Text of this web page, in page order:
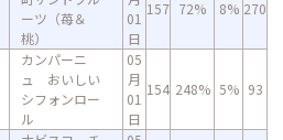
ーツ（苺＆
桃）
01
日
157 72% 8% 270
カンパーニ
ュ おいしい
シフォンロー
ル
05
月
01
日
154 248% 5% 93